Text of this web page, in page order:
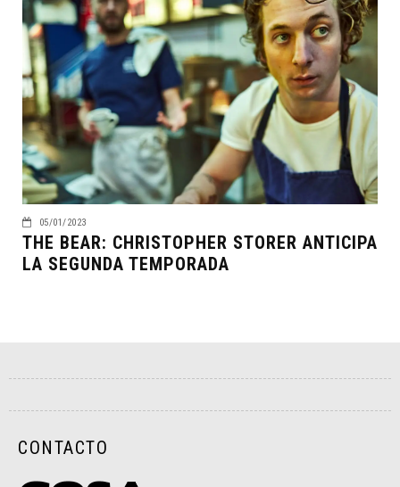
05/01/2023
THE BEAR: CHRISTOPHER STORER ANTICIPA
LA SEGUNDA TEMPORADA
CONTACTO